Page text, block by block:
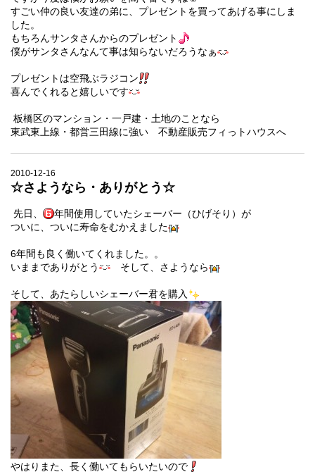
すごい仲の良い友達の弟に、プレゼントを買ってあげる事にしま
した。
もちろんサンタさんからのプレゼント
僕がサンタさんなんて事は知らないだろうなぁ
プレゼントは空飛ぶラジコン
喜んでくれると嬉しいです
板橋区のマンション・一戸建・土地のことなら
東武東上線・都営三田線に強い 不動産販売フィっトハウスへ
2010-12-16
☆さようなら・ありがとう☆
先日、
年間使用していたシェーバー（ひげそり）が
ついに、ついに寿命をむかえました
6年間も良く働いてくれました。。
いままでありがとう そして、 さようなら
そして、あたらしいシェーバー君を購入
やはりまた、 長く働いてもらいたいので